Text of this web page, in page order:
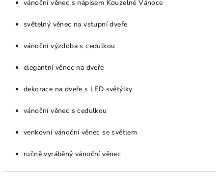
vánoční věnec s nápisem Kouzelné Vánoce
světelný věnec na vstupní dveře
vánoční výzdoba s cedulkou
elegantní věnec na dveře
dekorace na dveře s LED světýlky
vánoční věnec s cedulkou
venkovní vánoční věnec se světlem
ručně vyráběný vánoční věnec